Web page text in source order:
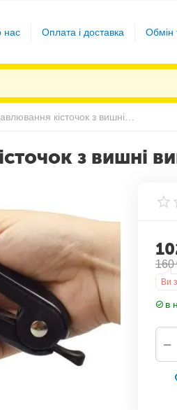
нас Оплата і доставка Обмін
з вишні
160
Ви
в
−